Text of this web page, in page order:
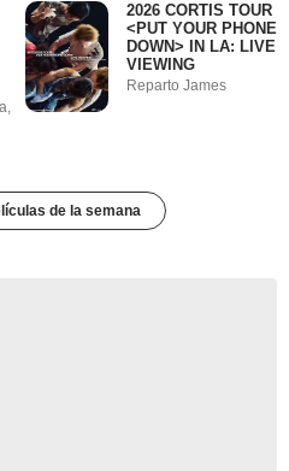
2026 CORTIS TOUR
<PUT YOUR PHONE
DOWN> IN LA: LIVE
VIEWING
Reparto James
de la semana